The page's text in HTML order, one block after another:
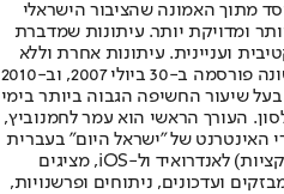
מתוך האמונה שהציבור הישראלי
ומדויקת יותר. עיתונות שמדברת
ועניינית. עיתונות אחרת וללא
תשלום. המהדורה המודפסת הראשונה פורסמה ב-30 ביולי 2007, וב-2010
שיעור החשיפה הגבוה ביותר בימי
העורך הראשי הוא עמר לחמנוביץ,
האינטרנט של "ישראל היום" בעברית
ובאנגלית, כמו כן היישומונים (אפליקציות) לאנדרואיד ול-iOS, מציגים
ועדכונים, ניתוחים ופרשנויות,